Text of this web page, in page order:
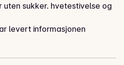
uten sukker. hvetestivelse og
levert informasjonen